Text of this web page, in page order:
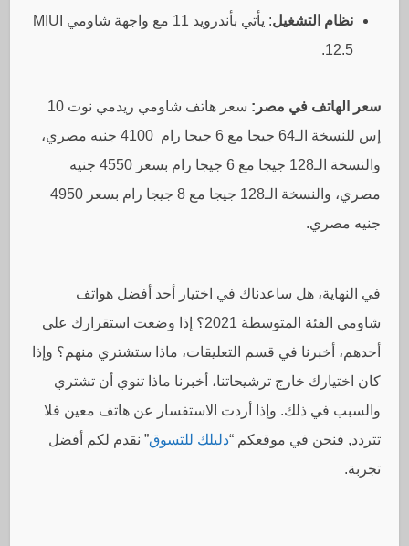
نظام التشغيل
: يأتي بأندرويد 11 مع واجهة شاومي MIUI
12.5.
سعر الهاتف في مصر:
سعر هاتف شاومي ريدمي نوت 10
إس للنسخة الـ64 جيجا مع 6 جيجا رام 4100 جنيه مصري،
والنسخة الـ128 جيجا مع 6 جيجا رام بسعر 4550 جنيه
مصري، والنسخة الـ128 جيجا مع 8 جيجا رام بسعر 4950
جنيه مصري.
في النهاية، هل ساعدناك في اختيار أحد أفضل هواتف
شاومي الفئة المتوسطة 2021؟ إذا وضعت استقرارك على
أحدهم، أخبرنا في قسم التعليقات، ماذا ستشتري منهم؟ وإذا
كان اختيارك خارج ترشيحاتنا، أخبرنا ماذا تنوي أن تشتري
والسبب في ذلك. وإذا أردت الاستفسار عن هاتف معين فلا
تتردد, فنحن في موقعكم “دليلك للتسوق” نقدم لكم أفضل
تجربة.